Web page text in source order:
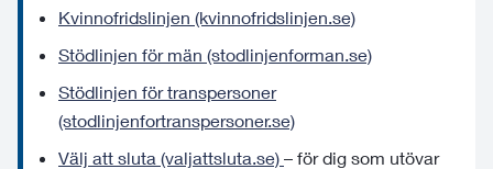
Kvinnofridslinjen (kvinnofridslinjen.se)
Stödlinjen för män (stodlinjenforman.se)
Stödlinjen för transpersoner
(stodlinjenfortranspersoner.se)
Välj att sluta (valjattsluta.se) – för dig som utövar